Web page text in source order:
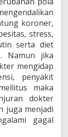
koroner,
stress,
serta diet
Namun jika
mengidap
penyakit
maka
dokter
juga menjadi
gagal